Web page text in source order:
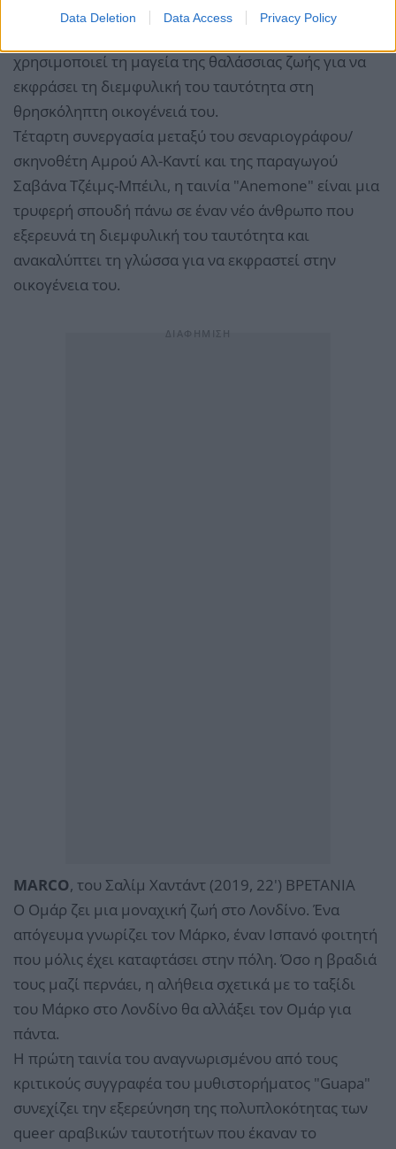
Data Deletion Data Access Privacy Policy
ΒΡΕΤΑΝΙΑ
χρησιμοποιεί τη μαγεία της θαλάσσιας ζωής για να
εκφράσει τη διεμφυλική του ταυτότητα στη
θρησκόληπτη οικογένειά του.
Τέταρτη συνεργασία μεταξύ του σεναριογράφου/
σκηνοθέτη Αμρού Αλ-Καντί και της παραγωγού
Σαβάνα Τζέιμς-Μπέιλι, η ταινία "Anemone" είναι μια
τρυφερή σπουδή πάνω σε έναν νέο άνθρωπο που
εξερευνά τη διεμφυλική του ταυτότητα και
ανακαλύπτει τη γλώσσα για να εκφραστεί στην
οικογένεια του.
MARCO, του Σαλίμ Χαντάντ (2019, 22') ΒΡΕΤΑΝΙΑ
Ο Ομάρ ζει μια μοναχική ζωή στο Λονδίνο. Ένα
απόγευμα γνωρίζει τον Μάρκο, έναν Ισπανό φοιτητή
που μόλις έχει καταφτάσει στην πόλη. Όσο η βραδιά
τους μαζί περνάει, η αλήθεια σχετικά με το ταξίδι
του Μάρκο στο Λονδίνο θα αλλάξει τον Ομάρ για
πάντα.
Η πρώτη ταινία του αναγνωρισμένου από τους
κριτικούς συγγραφέα του μυθιστορήματος "Guapa"
συνεχίζει την εξερεύνηση της πολυπλοκότητας των
queer αραβικών ταυτοτήτων που έκαναν το